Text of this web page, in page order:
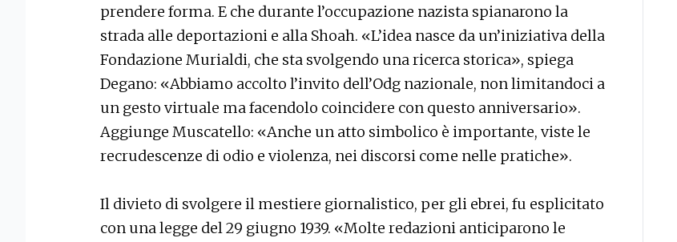
prendere forma. E che durante l’occupazione nazista spianarono la
strada alle deportazioni e alla Shoah. «L’idea nasce da un’iniziativa della
Fondazione Murialdi, che sta svolgendo una ricerca storica», spiega
Degano: «Abbiamo accolto l’invito dell’Odg nazionale, non limitandoci a
un gesto virtuale ma facendolo coincidere con questo anniversario».
Aggiunge Muscatello: «Anche un atto simbolico è importante, viste le
recrudescenze di odio e violenza, nei discorsi come nelle pratiche».
Il divieto di svolgere il mestiere giornalistico, per gli ebrei, fu esplicitato
con una legge del 29 giugno 1939. «Molte redazioni anticiparono le